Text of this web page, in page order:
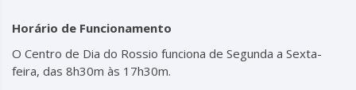
Horário de Funcionamento
O Centro de Dia do Rossio funciona de Segunda a Sexta-
feira, das 8h30m às 17h30m.